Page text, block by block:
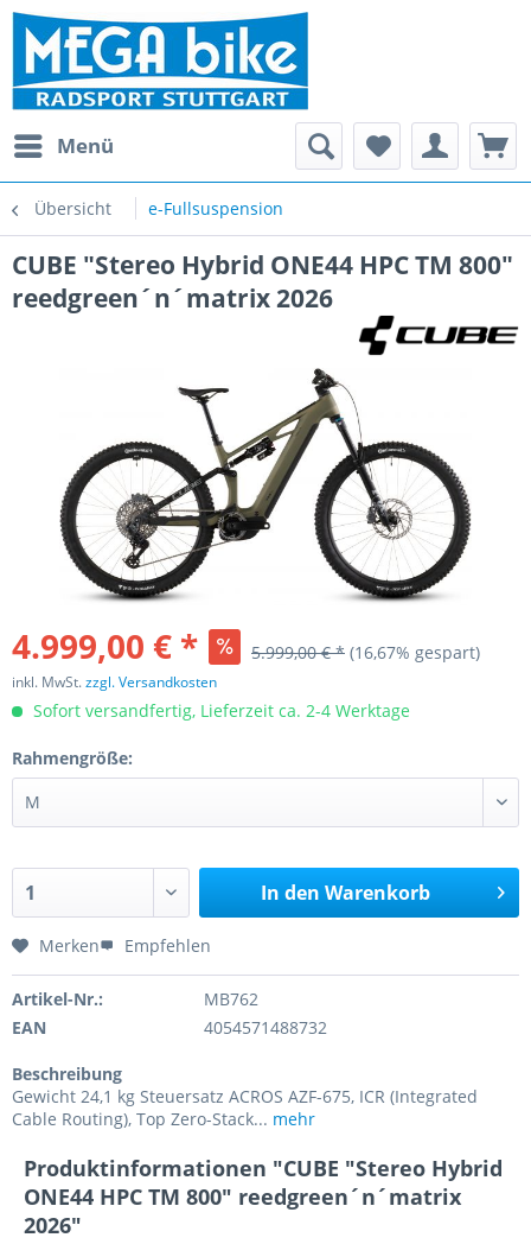
Menü
Übersicht e-Fullsuspension
CUBE "Stereo Hybrid ONE44 HPC TM 800"
reedgreen´n´matrix 2026
4.999,00 € * 5.999,00 € * (16,67% gespart)
inkl. MwSt.zzgl. Versandkosten
Sofort versandfertig, Lieferzeit ca. 2-4 Werktage
Rahmengröße:
In den Warenkorb
Merken Empfehlen
Artikel-Nr.:
MB762
EAN
4054571488732
Beschreibung
Gewicht 24,1 kg Steuersatz ACROS AZF-675, ICR (Integrated
Cable Routing), Top Zero-Stack... mehr
Produktinformationen "CUBE "Stereo Hybrid
ONE44 HPC TM 800" reedgreen´n´matrix
2026"